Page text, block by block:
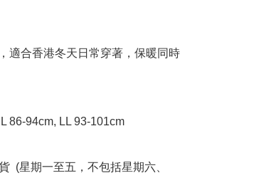
適合香港冬天日常穿著，保暖同時
86-94cm, LL 93-101cm
(星期一至五，不包括星期六、